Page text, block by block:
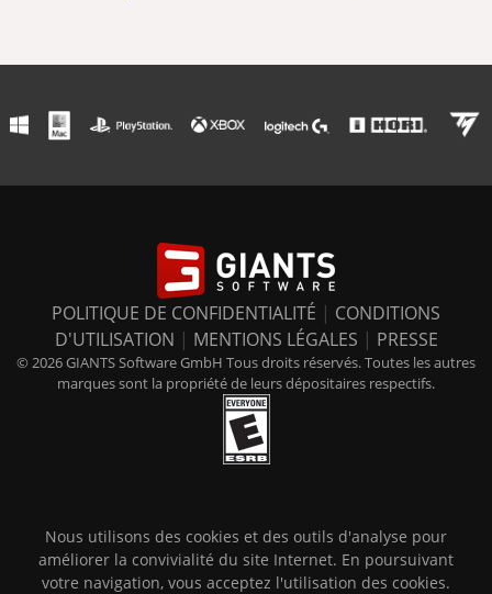
POLITIQUE DE CONFIDENTIALITÉ | CONDITIONS
D'UTILISATION | MENTIONS LÉGALES | PRESSE
© 2026 GIANTS Software GmbH Tous droits réservés. Toutes les autres
marques sont la propriété de leurs dépositaires respectifs.
Nous utilisons des cookies et des outils d'analyse pour
améliorer la convivialité du site Internet. En poursuivant
votre navigation, vous acceptez l'utilisation des cookies.